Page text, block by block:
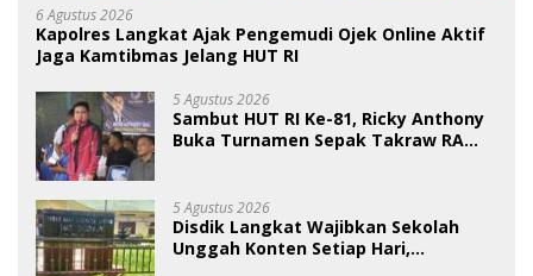
6 Agustus 2026
Kapolres Langkat Ajak Pengemudi Ojek Online Aktif
Jaga Kamtibmas Jelang HUT RI
5 Agustus 2026
Sambut HUT RI Ke-81, Ricky Anthony
Buka Turnamen Sepak Takraw RA
5 Agustus 2026
Disdik Langkat Wajibkan Sekolah
Unggah Konten Setiap Hari,